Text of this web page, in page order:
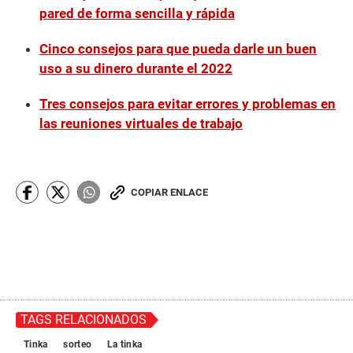
pared de forma sencilla y rápida
Cinco consejos para que pueda darle un buen
uso a su dinero durante el 2022
Tres consejos para evitar errores y problemas en
las reuniones virtuales de trabajo
COPIAR ENLACE
TAGS RELACIONADOS
Tinka sorteo La tinka